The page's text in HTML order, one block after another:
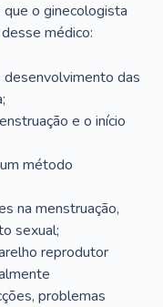
que o ginecologista
médico:
das
e o início
método
na menstruação,
sexual;
reprodutor
problemas